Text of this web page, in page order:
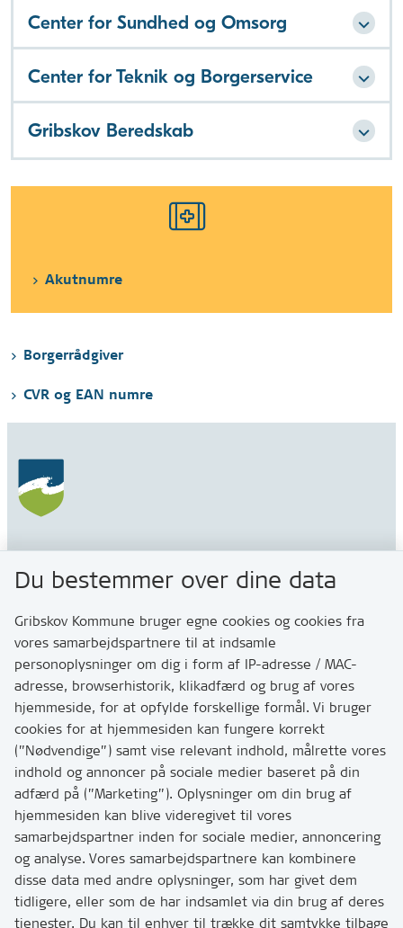
Center for Sundhed og Omsorg
Center for Teknik og Borgerservice
Gribskov Beredskab
Akutnumre
Borgerrådgiver
CVR og EAN numre
Gribskov Kommune
Rådhusvej 3
3200 Helsinge
Kontakt
Skriv til os via Digital Post
Har du brug for at komme i kontakt med os? Se her
hvordan
Tip os om huller i vejen eller andet
T:7249 6000
Bemærk: vi har mange opkald mellem kl. 10 og 11
Links
Du bestemmer over dine data
Gribskov Kommune bruger egne cookies og cookies fra
vores samarbejdspartnere til at indsamle
personoplysninger om dig i form af IP-adresse / MAC-
adresse, browserhistorik, klikadfærd og brug af vores
hjemmeside, for at opfylde forskellige formål. Vi bruger
cookies for at hjemmesiden kan fungere korrekt
(”Nødvendige”) samt vise relevant indhold, målrette vores
indhold og annoncer på sociale medier baseret på din
adfærd på (”Marketing”). Oplysninger om din brug af
hjemmesiden kan blive videregivet til vores
samarbejdspartner inden for sociale medier, annoncering
og analyse. Vores samarbejdspartnere kan kombinere
disse data med andre oplysninger, som har givet dem
tidligere, eller som de har indsamlet via din brug af deres
tjenester. Du kan til enhver til trække dit samtykke tilbage